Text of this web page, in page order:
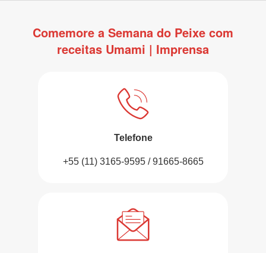
Comemore a Semana do Peixe com
receitas Umami | Imprensa
Telefone
+55 (11) 3165-9595 / 91665-8665